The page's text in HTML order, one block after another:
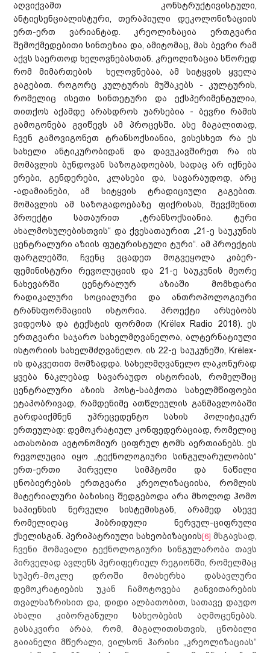
სიახლეები
განცხადებები
ღონისძიებები
საქმიანობა
ადვოკაცია
ჩვენ შესახებ
აღვიქვამთ კონსტრუქტივისტული,
ანტიესენციალისტური, თერაპიული დეკოლონიზაციის
ერთ-ერთ ვარიანტად. კრეოლიზაცია ერთგვარი
შემოქმედებითი სინთეზია და, ამიტომაც, მას ბევრი რამ
აქვს საერთოდ ხელოვნებასთან. კრეოლიზაცია სწორედ
რომ მიმართების ხელოვნებაა, ამ სიტყვის ყველა
გაგებით. როგორც კულტურის მუშაკებს - კულტურის,
რომელიც ისეთი სინთეტური და ექსპერიმენტულია,
თითქოს აქამდე არასდროს უარსებია - ბევრი რამის
გამოგონება გვიწევს ამ პროცესში. ასე მაგალითად,
ჩვენ გამოვიგონეთ ტრანსოქსიანია, ვისესხეთ რა ეს
სახელი ანტიკურობიდან და დავუკავშირეთ რა ის
მომავლის ბუნდოვან საზოგადოებას, სადაც არ იქნება
ერები, გენდერები, კლასები და, სავარაუდოდ, არც
-ადამიანები, ამ სიტყვის ტრადიციული გაგებით.
მომავლის ამ საზოგადოებაზე ფიქრისას, შევქმენით
პროექტი სათაურით „ტრანსოქსიანია. ტური
ახალმოსულებისთვის“ და ქვესათაურით „21-ე საუკუნის
ცენტრალური აზიის ფუტურისტული ტური“. ამ პროექტის
ფარგლებში, ჩვენც ვცადეთ მოგვეყოლა კიბერ-
ფემინისტური რევოლუციის და 21-ე საუკუნის მეორე
ნახევარში ცენტრალურ აზიაში მომხდარი
რადიკალური სოციალური და ანთროპოლოგიური
ტრანსფორმაციის ისტორია. პროექტი არსებობს
ვიდეოსა და ტექსტის ფორმით (Krёlex Radio 2018). ეს
ერთგვარი საჯარო სახელმღვანელოა, ალტერნატიული
ისტორიის სახელმძღვანელო. ის 22-ე საუკუნეში, Krёlex-
ის დაკვეთით მომზადდა. სახელმღვანელო ლაკონურად
ყვება ნაკლებად სავარაუდო ისტორიას, რომელშიც
ცენტრალური აზიის პოსტ-საბჭოთა სახელმწიფოები
ეტაპობრივად, რამდენიმე ათწლეულის განმავლობაში
გარდაიქმნენ უპრეცედენტო სახის პოლიტიკურ
ერთეულად: დემოკრატიულ კონფედერაციად, რომელიც
ათასობით ავტონომიურ ციფრულ ტომს აერთიანებს. ეს
რევოლუცია იყო „ტექნოლოგიური სინგულარულობის“
ერთ-ერთი პირველი სიმპტომი და ნაწილი
ცნობიერების ერთგვარი კრეოლიზაციისა, რომლის
მატერიალური ბაზისიც შედგებოდა არა მხოლოდ ჰომო
საპიენსის ნერვული სისტემისგან, არამედ ასევე
რომელიღაც ჰიბრიდული ნერვულ-ციფრული
ქსელისგან. პერიპატრიული სახეობიზაციის[6] მსგავსად,
ჩვენი მომავალი ტექნოლოგიური სინგულარობა თავს
პირველად ავლენს პერიფერიულ რეგიონში, რომელმაც
სუპერ-მოკლე დროში მოახერხა დასავლური
დემოკრატიების უკან ჩამოტოვება განვითარების
თვალსაზრისით და, დიდი ალბათობით, სათავე დაუდო
ახალი კიბორგანული სახეობების აღმოცენებას.
გასაკვირი არაა, რომ, მაგალითისთვის, ცნობილი
გაიანელი მწერალი, ვილსონ ჰარისი „კრეოლიზაციას“